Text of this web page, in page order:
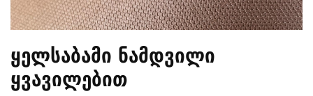
ყელსაბამი ნამდვილი
ყვავილებით